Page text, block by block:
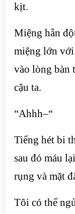
kịt.
Miệng hắn
miệng lớn với
vào lòng bàn
cậu ta.
“Ahhh–“
Tiếng hét bi
sau đó máu
rụng và mặt
Tôi có thể